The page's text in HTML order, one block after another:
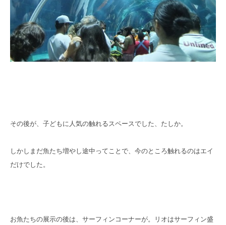
その後が、子どもに人気の触れるスペースでした、たしか。
しかしまだ魚たち増やし途中ってことで、今のところ触れるのはエイ
だけでした。
お魚たちの展示の後は、サーフィンコーナーが。リオはサーフィン盛